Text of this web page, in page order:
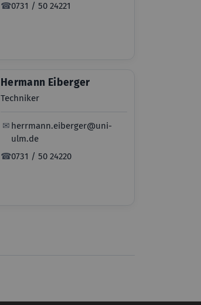
☎0731 / 50 24221
Hermann Eiberger
Techniker
✉ herrmann.eiberger@uni-
ulm.de
☎0731 / 50 24220